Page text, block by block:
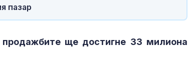
пазар
ще достигне 33 милиона